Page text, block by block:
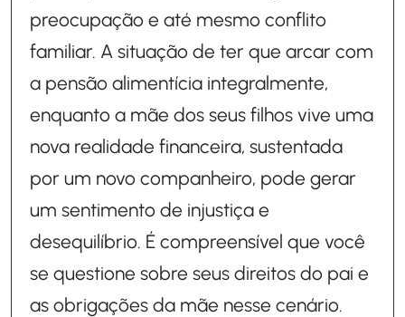
preocupação e até mesmo conflito
familiar. A situação de ter que arcar com
a pensão alimentícia integralmente,
enquanto a mãe dos seus filhos vive uma
nova realidade financeira, sustentada
por um novo companheiro, pode gerar
um sentimento de injustiça e
desequilíbrio. É compreensível que você
se questione sobre seus direitos do pai e
as obrigações da mãe nesse cenário.